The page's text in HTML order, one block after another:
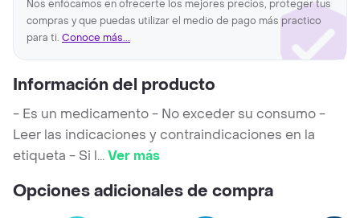
Nos enfocamos en ofrecerte los mejores precios, proteger tus
compras y que puedas utilizar el medio de pago más practico
para ti. Conoce más...
Información del producto
- Es un medicamento - No exceder su consumo -
Leer las indicaciones y contraindicaciones en la
etiqueta - Si l...Ver más
Opciones adicionales de compra